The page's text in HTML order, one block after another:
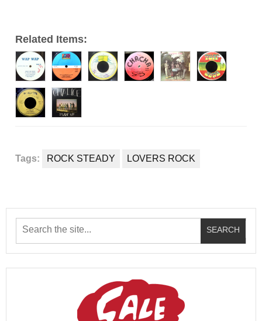
Related Items:
Tags: ROCK STEADY LOVERS ROCK